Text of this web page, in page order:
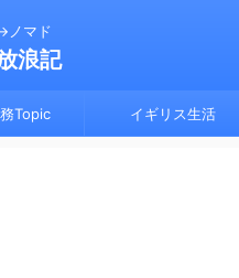
ノマド
浪記
Topic イギリス生活